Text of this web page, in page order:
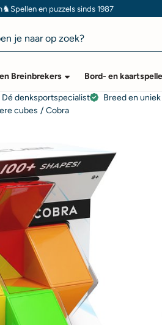
♞Spellen en puzzels sinds 1987
Breinbrekers Bord- en
Dé denksportspecialist Breed en
cubes / Cobra